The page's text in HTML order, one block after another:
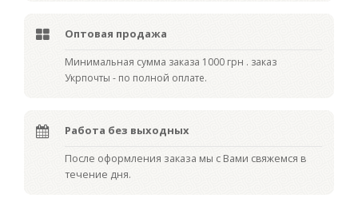
Оптовая продажа
Минимальная сумма заказа 1000 грн . заказ
Укрпочты - по полной оплате.
Работа без выходных
После оформления заказа мы с Вами свяжемся в
течение дня.